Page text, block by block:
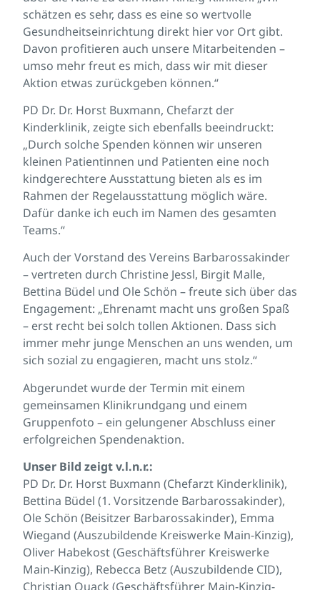
schätzen es sehr, dass es eine so wertvolle
Gesundheitseinrichtung direkt hier vor Ort gibt.
Davon profitieren auch unsere Mitarbeitenden –
umso mehr freut es mich, dass wir mit dieser
Aktion etwas zurückgeben können.“
PD Dr. Dr. Horst Buxmann, Chefarzt der
Kinderklinik, zeigte sich ebenfalls beeindruckt:
„Durch solche Spenden können wir unseren
kleinen Patientinnen und Patienten eine noch
kindgerechtere Ausstattung bieten als es im
Rahmen der Regelausstattung möglich wäre.
Dafür danke ich euch im Namen des gesamten
Teams.“
Auch der Vorstand des Vereins Barbarossakinder
– vertreten durch Christine Jessl, Birgit Malle,
Bettina Büdel und Ole Schön – freute sich über das
Engagement: „Ehrenamt macht uns großen Spaß
– erst recht bei solch tollen Aktionen. Dass sich
immer mehr junge Menschen an uns wenden, um
sich sozial zu engagieren, macht uns stolz.“
Abgerundet wurde der Termin mit einem
gemeinsamen Klinikrundgang und einem
Gruppenfoto – ein gelungener Abschluss einer
erfolgreichen Spendenaktion.
Unser Bild zeigt v.l.n.r.:
PD Dr. Dr. Horst Buxmann (Chefarzt Kinderklinik),
Bettina Büdel (1. Vorsitzende Barbarossakinder),
Ole Schön (Beisitzer Barbarossakinder), Emma
Wiegand (Auszubildende Kreiswerke Main-Kinzig),
Oliver Habekost (Geschäftsführer Kreiswerke
Main-Kinzig), Rebecca Betz (Auszubildende CID),
Christian Quack (Geschäftsführer Main-Kinzig-